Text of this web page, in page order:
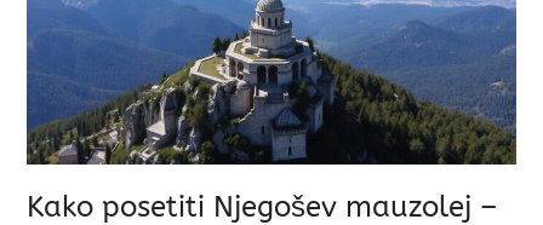
Kako posetiti Njegošev mauzolej –